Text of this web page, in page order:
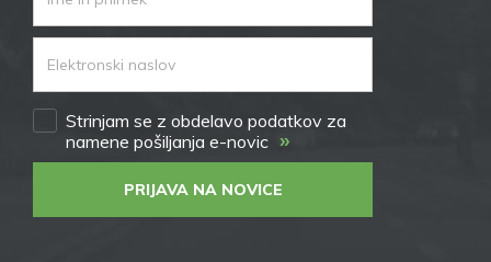
Strinjam se z obdelavo podatkov za
namene pošiljanja e-novic »
PRIJAVA NA NOVICE